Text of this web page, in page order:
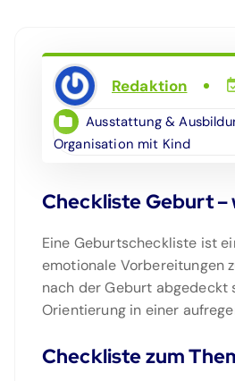
Redaktion
Ausstattung &
Organisation mit Kind
Checkliste Geburt
Eine Geburtscheckliste ist
emotionale Vorbereitungen
nach der Geburt abgedeckt
Orientierung in einer
Checkliste zum